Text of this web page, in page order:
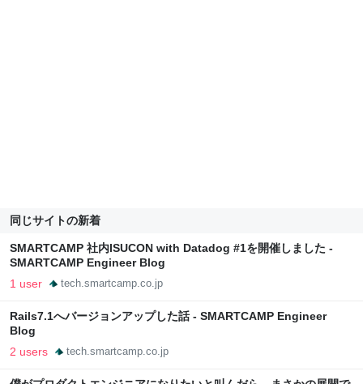
同じサイトの新着
SMARTCAMP 社内ISUCON with Datadog #1を開催しました -
SMARTCAMP Engineer Blog
1 user tech.smartcamp.co.jp
Rails7.1へバージョンアップした話 - SMARTCAMP Engineer
Blog
2 users tech.smartcamp.co.jp